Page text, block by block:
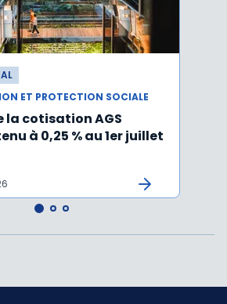
ET PROTECTION SOCIALE
la cotisation AGS
à 0,25 % au 1er juillet